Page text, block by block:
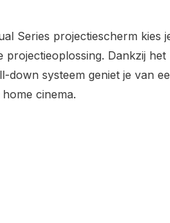
Series projectiescherm kies
Dankzij
down systeem geniet je van
cinema.